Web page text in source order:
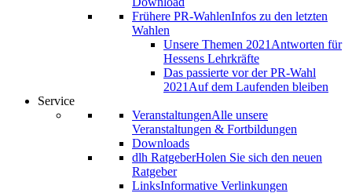
Frühere PR-WahlenInfos zu den letzten
Wahlen
Unsere Themen 2021 Antworten für
Hessens Lehrkräfte
Das passierte vor der PR-Wahl
2021 Auf dem Laufenden bleiben
Service
VeranstaltungenAlle unsere
Veranstaltungen & Fortbildungen
Downloads
dlh RatgeberHolen Sie sich den neuen
Ratgeber
LinksInformative Verlinkungen